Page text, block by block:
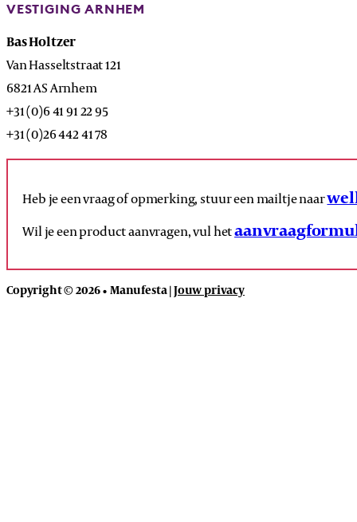
VESTIGING ARNHEM
Bas Holtzer
Van Hasseltstraat 121
6821 AS Arnhem
+31 (0)6 41 91 22 95
+31 (0)26 442 41 78
Heb je een vraag of opmerking, stuur een mailtje naar
Wil je een product aanvragen, vul het
Copyright © 2026 • Manufesta |Jouw privacy